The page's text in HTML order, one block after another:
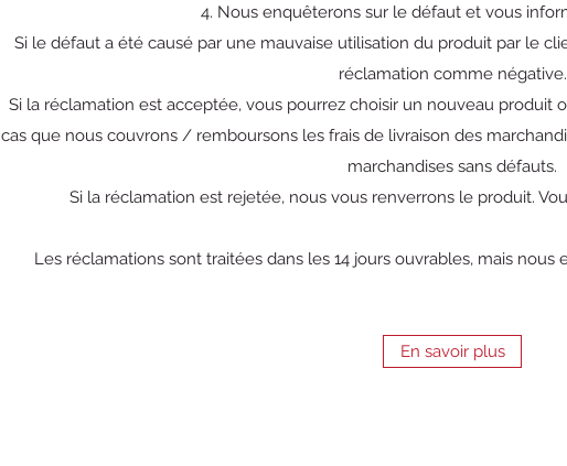
4. Nous enquêterons sur le défaut et vous
Si le défaut a été causé par une mauvaise utilisation du produit par le
réclamation comme négative.
Si la réclamation est acceptée, vous pourrez choisir un nouveau produit
cas que nous couvrons / remboursons les frais de livraison des
marchandises sans défauts.
Si la réclamation est rejetée, nous vous renverrons le produit.
Les réclamations sont traitées dans les 14 jours ouvrables, mais
En savoir plus